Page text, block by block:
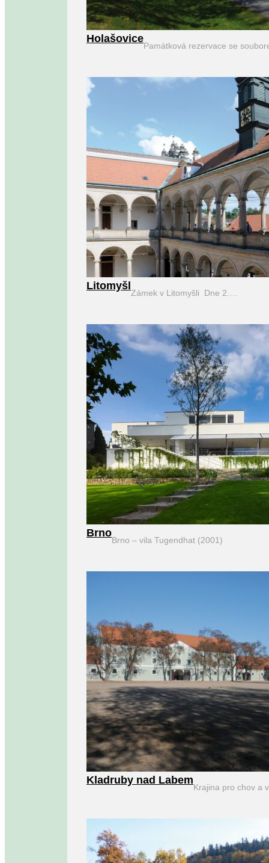
Holašovice
Památková rezervace se
Litomyšl
Zámek v Litomyšli Dne 2.…
Brno
Brno – vila Tugendhat (2001)
Kladruby nad Labem
Krajina pro chov a